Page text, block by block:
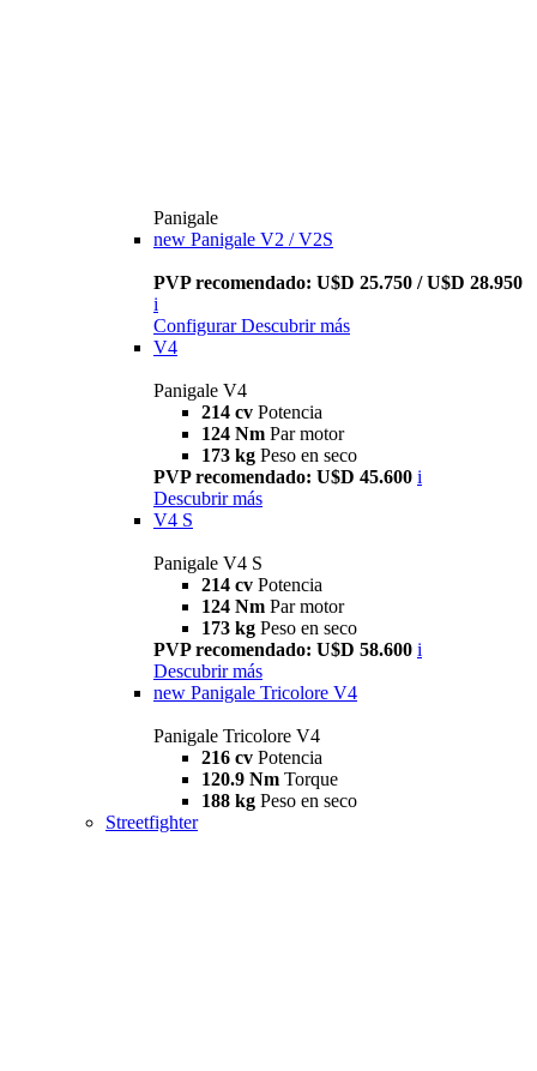
Panigale
new Panigale V2 / V2S
PVP recomendado: U$D 25.750 / U$D 28.950
i
Configurar Descubrir más
V4
Panigale V4
214 cv Potencia
124 Nm Par motor
173 kg Peso en seco
PVP recomendado: U$D 45.600 i
Descubrir más
V4 S
Panigale V4 S
214 cv Potencia
124 Nm Par motor
173 kg Peso en seco
PVP recomendado: U$D 58.600 i
Descubrir más
new Panigale Tricolore V4
Panigale Tricolore V4
216 cv Potencia
120.9 Nm Torque
188 kg Peso en seco
Streetfighter